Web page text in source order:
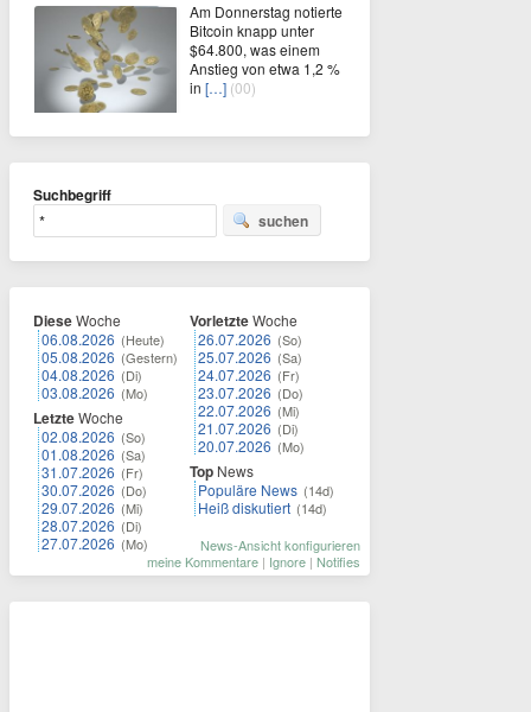
Am Donnerstag notierte
Bitcoin knapp unter
$64.800, was einem
Anstieg von etwa 1,2 %
in […] (00)
Suchbegriff
suchen
DieseWoche
06.08.2026 (Heute)
05.08.2026 (Gestern)
04.08.2026 (Di)
03.08.2026 (Mo)
LetzteWoche
02.08.2026 (So)
01.08.2026 (Sa)
31.07.2026 (Fr)
30.07.2026 (Do)
29.07.2026 (Mi)
28.07.2026 (Di)
27.07.2026 (Mo)
VorletzteWoche
26.07.2026 (So)
25.07.2026 (Sa)
24.07.2026 (Fr)
23.07.2026 (Do)
22.07.2026 (Mi)
21.07.2026 (Di)
20.07.2026 (Mo)
Top News
Populäre News (14d)
Heiß diskutiert (14d)
News-Ansicht konfigurieren
meine Kommentare | Ignore | Notifies